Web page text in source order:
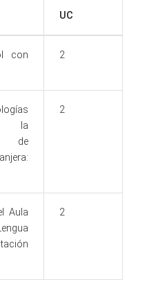
UC
con
2
la
de
2
Aula
2